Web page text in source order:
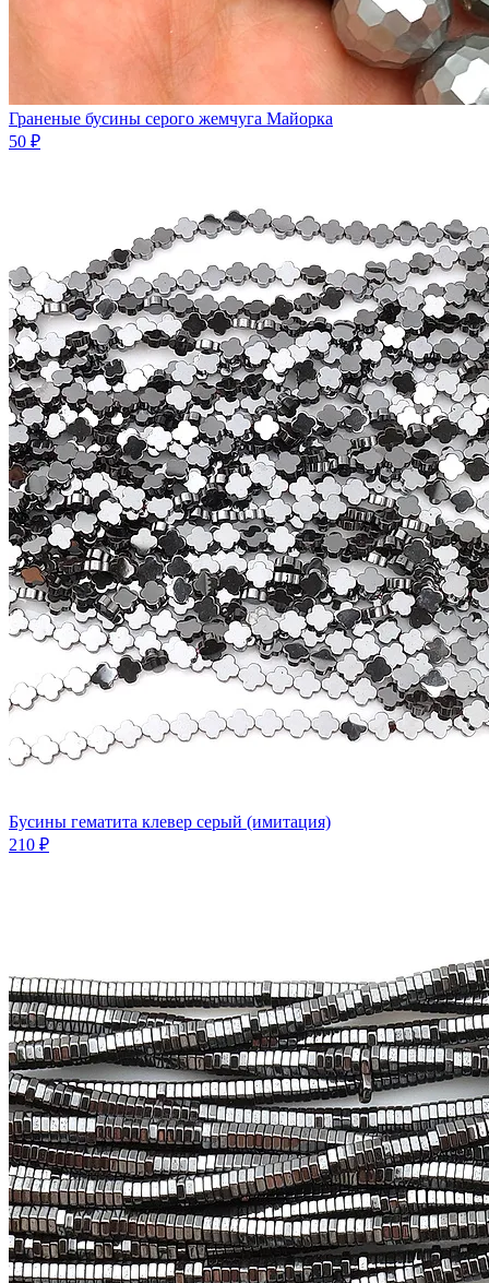
Граненые бусины серого жемчуга Майорка
50 ₽
Бусины гематита клевер серый (имитация)
210 ₽